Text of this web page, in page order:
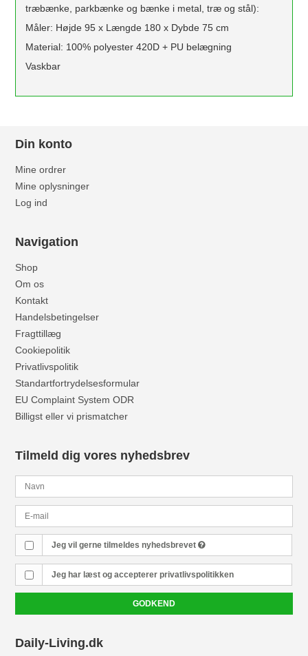
træbænke, parkbænke og bænke i metal, træ og stål):
Måler: Højde 95 x Længde 180 x Dybde 75 cm
Material: 100% polyester 420D + PU belægning
Vaskbar
Din konto
Mine ordrer
Mine oplysninger
Log ind
Navigation
Shop
Om os
Kontakt
Handelsbetingelser
Fragttillæg
Cookiepolitik
Privatlivspolitik
Standartfortrydelsesformular
EU Complaint System ODR
Billigst eller vi prismatcher
Tilmeld dig vores nyhedsbrev
Jeg vil gerne tilmeldes nyhedsbrevet
Jeg har læst og accepterer privatlivspolitikken
GODKEND
Daily-Living.dk